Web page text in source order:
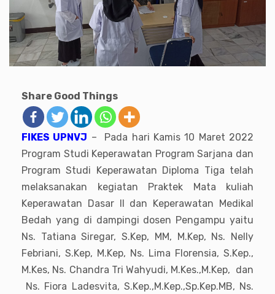
Share Good Things
FIKES UPNVJ – Pada hari Kamis 10 Maret 2022
Program Studi Keperawatan Program Sarjana dan
Program Studi Keperawatan Diploma Tiga telah
melaksanakan kegiatan Praktek Mata kuliah
Keperawatan Dasar II dan Keperawatan Medikal
Bedah yang di dampingi dosen Pengampu yaitu
Ns. Tatiana Siregar, S.Kep, MM, M.Kep, Ns. Nelly
Febriani, S.Kep, M.Kep, Ns. Lima Florensia, S.Kep.,
M.Kes, Ns. Chandra Tri Wahyudi, M.Kes.,M.Kep, dan
Ns. Fiora Ladesvita, S.Kep.,M.Kep.,Sp.Kep.MB, Ns.